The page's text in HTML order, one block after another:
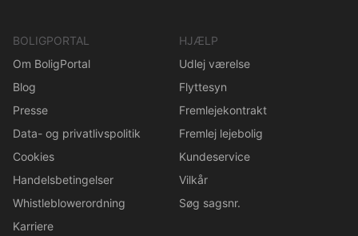
BOLIGPORTAL
Om BoligPortal
Blog
Presse
Data- og privatlivspolitik
Cookies
Handelsbetingelser
Whistleblowerordning
Karriere
HJÆLP
Udlej værelse
Flyttesyn
Fremlejekontrakt
Fremlej lejebolig
Kundeservice
Vilkår
Søg sagsnr.